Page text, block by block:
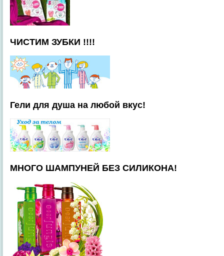
ЧИСТИМ ЗУБКИ !!!!
Гели для душа на любой вкус!
МНОГО ШАМПУНЕЙ БЕЗ СИЛИКОНА!